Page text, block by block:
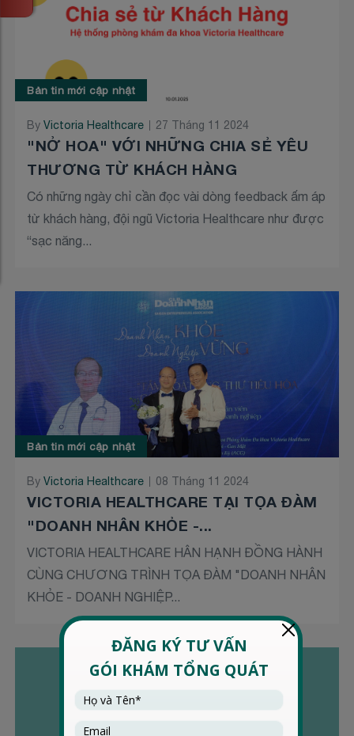
Bản tin mới cập nhật
ByVictoria Healthcare 27 Tháng 11 2024
"NỞ HOA" VỚI NHỮNG CHIA SẺ YÊU
THƯƠNG TỪ KHÁCH HÀNG
Có những ngày chỉ cần đọc vài dòng feedback ấm áp
từ khách hàng, đội ngũ Victoria Healthcare như được
“sạc năng...
Bản tin mới cập nhật
ByVictoria Healthcare 08 Tháng 11 2024
VICTORIA HEALTHCARE TẠI TỌA ĐÀM
"DOANH NHÂN KHỎE -...
VICTORIA HEALTHCARE HÂN HẠNH ĐỒNG HÀNH
CÙNG CHƯƠNG TRÌNH TỌA ĐÀM "DOANH NHÂN
KHỎE - DOANH NGHIỆP...